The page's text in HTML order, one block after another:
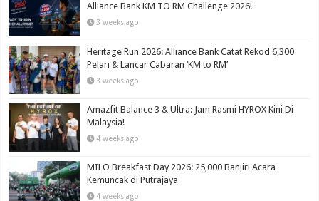
Alliance Bank KM TO RM Challenge 2026!
3 weeks ago
Heritage Run 2026: Alliance Bank Catat Rekod 6,300
Pelari & Lancar Cabaran ‘KM to RM’
3 weeks ago
Amazfit Balance 3 & Ultra: Jam Rasmi HYROX Kini Di
Malaysia!
4 weeks ago
MILO Breakfast Day 2026: 25,000 Banjiri Acara
Kemuncak di Putrajaya
4 weeks ago